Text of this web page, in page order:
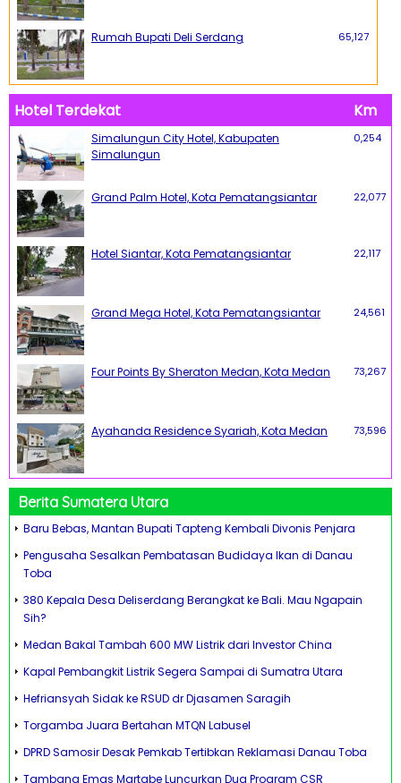
Rumah Bupati Deli Serdang 65,127
Hotel Terdekat Km
Simalungun City Hotel, Kabupaten
Simalungun
0,254
Grand Palm Hotel, Kota Pematangsiantar 22,077
Hotel Siantar, Kota Pematangsiantar 22,117
Grand Mega Hotel, Kota Pematangsiantar 24,561
Four Points By Sheraton Medan, Kota Medan 73,267
Ayahanda Residence Syariah, Kota Medan 73,596
Berita Sumatera Utara
Baru Bebas, Mantan Bupati Tapteng Kembali Divonis Penjara
Pengusaha Sesalkan Pembatasan Budidaya Ikan di Danau
Toba
380 Kepala Desa Deliserdang Berangkat ke Bali. Mau Ngapain
Sih?
Medan Bakal Tambah 600 MW Listrik dari Investor China
Kapal Pembangkit Listrik Segera Sampai di Sumatra Utara
Hefriansyah Sidak ke RSUD dr Djasamen Saragih
Torgamba Juara Bertahan MTQN Labusel
DPRD Samosir Desak Pemkab Tertibkan Reklamasi Danau Toba
Tambang Emas Martabe Luncurkan Dua Program CSR